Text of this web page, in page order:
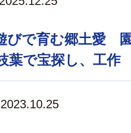
びで育む郷土愛
葉で宝探し、工作
2023.10.25